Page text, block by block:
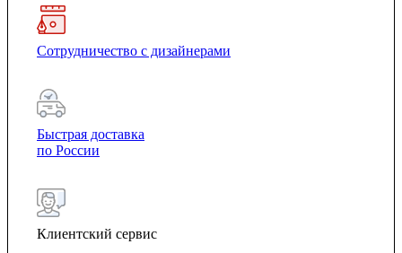
Сотрудничество с дизайнерами
Быстрая доставка
по России
Клиентский сервис